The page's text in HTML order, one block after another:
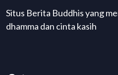
Situs Berita Buddhis yang
dhamma dan cinta kasih